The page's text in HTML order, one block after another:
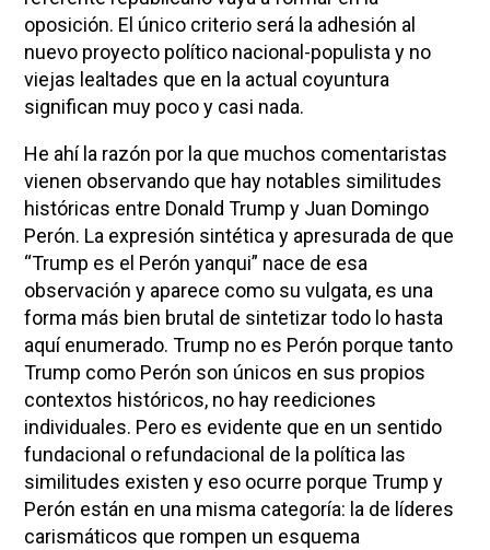
oposición. El único criterio será la adhesión al
nuevo proyecto político nacional-populista y no
viejas lealtades que en la actual coyuntura
significan muy poco y casi nada.
He ahí la razón por la que muchos comentaristas
vienen observando que hay notables similitudes
históricas entre Donald Trump y Juan Domingo
Perón. La expresión sintética y apresurada de que
“Trump es el Perón yanqui” nace de esa
observación y aparece como su vulgata, es una
forma más bien brutal de sintetizar todo lo hasta
aquí enumerado. Trump no es Perón porque tanto
Trump como Perón son únicos en sus propios
contextos históricos, no hay reediciones
individuales. Pero es evidente que en un sentido
fundacional o refundacional de la política las
similitudes existen y eso ocurre porque Trump y
Perón están en una misma categoría: la de líderes
carismáticos que rompen un esquema